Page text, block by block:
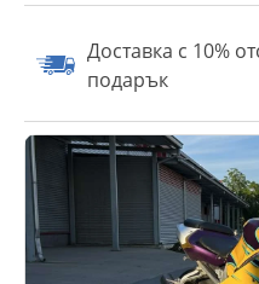
Доставка с 10%
подарък